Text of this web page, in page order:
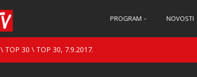
PROGRAM NOVOSTI
\ TOP 30 \ TOP 30, 7.9.2017.